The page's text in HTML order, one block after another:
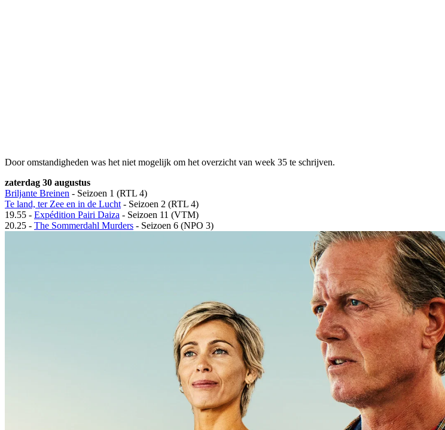
Door omstandigheden was het niet mogelijk om het overzicht van week 35 te schrijven.
zaterdag 30 augustus
Briljante Breinen - Seizoen 1 (RTL 4)
Te land, ter Zee en in de Lucht - Seizoen 2 (RTL 4)
19.55 - Expédition Pairi Daiza - Seizoen 11 (VTM)
20.25 - The Sommerdahl Murders - Seizoen 6 (NPO 3)